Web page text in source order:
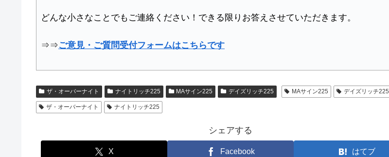
どんな小さなことでもご連絡ください！できる限りお答えさせていただきます。
⇒⇒ご意見・ご質問受付フォームはこちらです
ザ・オーバーナイト ナイトリッチ225 MAサイン225 デイズリッチ225 MAサイン225 デイズリッチ225
ザ・オーバーナイト ナイトリッチ225
シェアする
X Facebook はてブ